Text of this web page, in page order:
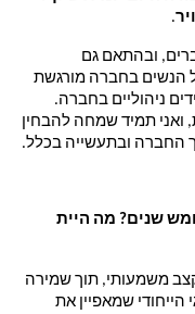
.
ובהתאם גם
הנשים בחברה מורגשת
ניהוליים בחברה.
תמיד שמחה להבחין
החברה ובתעשייה בכלל.
שנים? מה היית
משמעותי, תוך שמירה
הייחודי שמאפיין את